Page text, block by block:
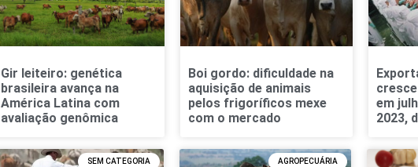
Gir leiteiro: genética
brasileira avança na
América Latina com
avaliação genômica
Boi gordo: dificuldade na
aquisição de animais
pelos frigoríficos mexe
com o mercado
em
2023,
SEM CATEGORIA AGROPECUÁRIA